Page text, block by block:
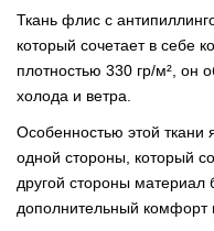
Ткань флис с
который сочетает в себе
плотностью 330 гр/м², он
холода и ветра.
Особенностью этой ткани
одной стороны, который
другой стороны материал
дополнительный комфорт